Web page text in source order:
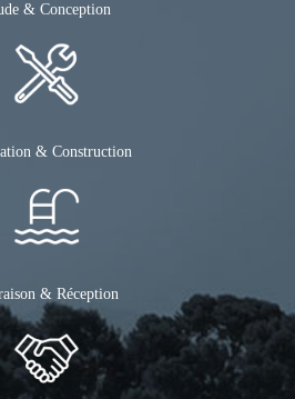
& Conception
& Construction
& Réception